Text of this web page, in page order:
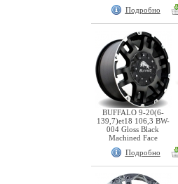
Подробно
BUFFALO 9-20(6-
139,7)et18 106,3 BW-
004 Gloss Black
Machined Face
Подробно